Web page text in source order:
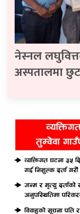
नेस्नल
अस्पतालमा